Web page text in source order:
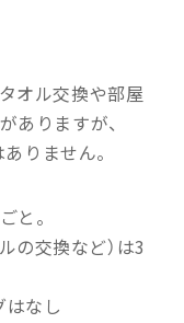
オル交換や部屋
がありますが、
りません。
と。
の交換など）は3
はなし